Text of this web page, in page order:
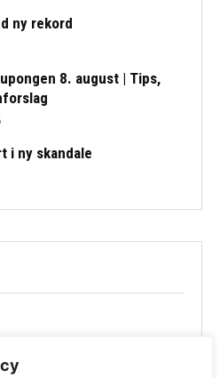
ny rekord
8. august | Tips,
i ny skandale